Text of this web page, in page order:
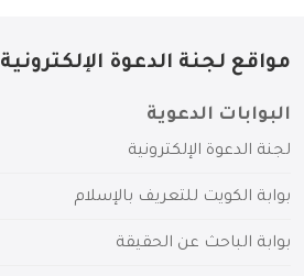
مواقع لجنة الدعوة الإلكترونية
البوابات الدعوية
لجنة الدعوة الإلكترونية
بوابة الكويت للتعريف بالإسلام
بوابة الباحث عن الحقيقة